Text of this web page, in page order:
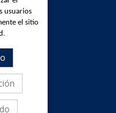
usuarios
el sitio